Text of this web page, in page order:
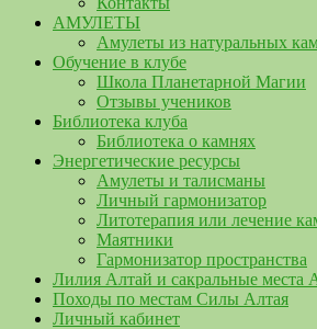
АМУЛЕТЫ
Амулеты из натуральных
Обучение в клубе
Школа Планетарной Магии
Отзывы учеников
Библиотека клуба
Библиотека о камнях
Энергетические ресурсы
Амулеты и талисманы
Личный гармонизатор
Литотерапия или лечение
Маятники
Гармонизатор пространства
Лилия Алтай и сакральные места
Походы по местам Силы Алтая
Личный кабинет